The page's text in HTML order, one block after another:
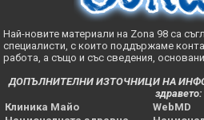
Най-новите материали на Zona 98 са
специалисти, с които поддържаме
работа, а също и със сведения,
ДОПЪЛНИТЕЛНИ ИЗТОЧНИЦИ НА
здравето:
Клиника Майо
WebMD